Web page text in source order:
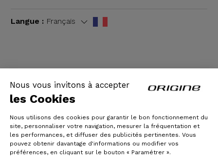
Nous vous invitons à accepter
les Cookies
Nous utilisons des cookies pour garantir le bon fonctionnement du
site, personnaliser votre navigation, mesurer la fréquentation et
les performances, et diffuser des publicités pertinentes. Vous
pouvez obtenir davantage d'informations ou modifier vos
préférences, en cliquant sur le bouton « Paramétrer ».
Langue : Français